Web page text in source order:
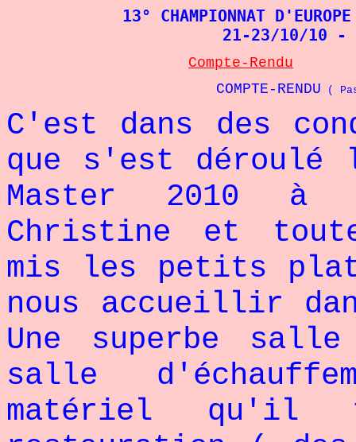
13° CHAMPIONNAT
21-23/10/10 -
Compte-Rendu
COMPTE-RENDU (
C'est dans des
que s'est déroulé
Master 2010 à
Christine et
mis les petits
nous accueillir
Une superbe
salle
matériel qu'il